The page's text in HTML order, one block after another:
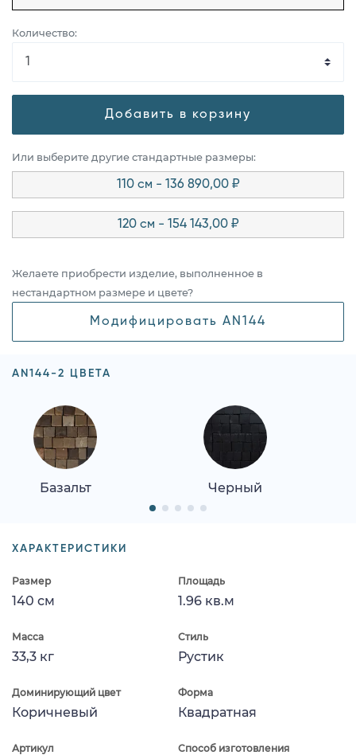
Количество:
Добавить в корзину
Или выберите другие стандартные размеры:
110 см - 136 890,00 ₽
120 см - 154 143,00 ₽
Желаете приобрести изделие, выполненное в
нестандартном размере и цвете?
Модифицировать AN144
AN144-2 ЦВЕТА
Базальт Черный
ХАРАКТЕРИСТИКИ
Размер
140 см
Площадь
1.96 кв.м
Масса
33,3 кг
Стиль
Рустик
Доминирующий цвет
Коричневый
Форма
Квадратная
Артикул Способ изготовления